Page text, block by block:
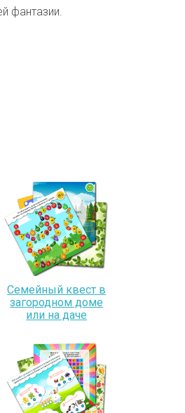
фантазии.
Семейный квест в
загородном доме
или на даче